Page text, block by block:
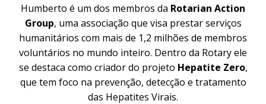
Humberto é um dos membros da Rotarian Action
Group, uma associação que visa prestar serviços
humanitários com mais de 1,2 milhões de membros
voluntários no mundo inteiro. Dentro da Rotary ele
se destaca como criador do projeto Hepatite Zero,
que tem foco na prevenção, detecção e tratamento
das Hepatites Virais.